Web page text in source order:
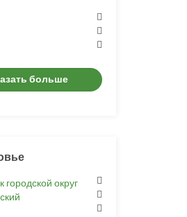
больше
городской округ